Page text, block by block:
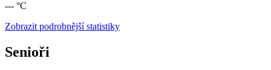
--- °C
Zobrazit podrobnější statistiky
Senioři